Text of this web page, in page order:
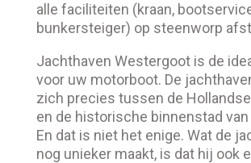
alle faciliteiten (kraan,
bunkersteiger) op steenworp
Jachthaven Westergoot is de
voor uw motorboot. De
zich precies tussen de
en de historische binnenstad
En dat is niet het enige. Wat de
nog unieker maakt, is dat hij ook